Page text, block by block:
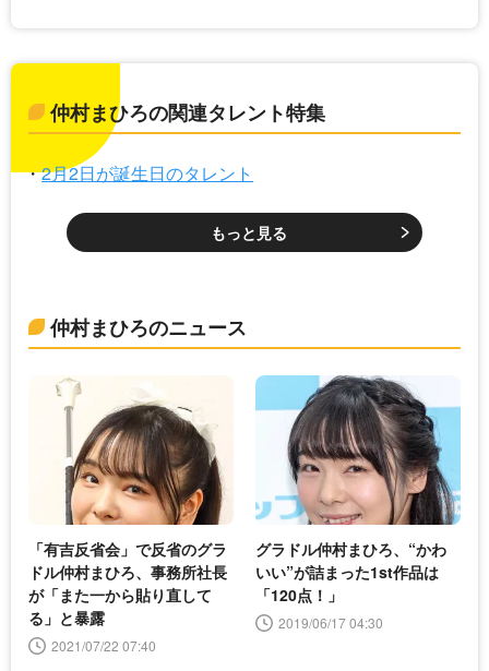
仲村まひろの関連タレント特集
2月2日が誕生日のタレント
もっと見る
仲村まひろのニュース
「有吉反省会」で反省のグラ
ドル仲村まひろ、事務所社長
が「また一から貼り直して
る」と暴露
2021/07/22 07:40
グラドル仲村まひろ、“かわ
いい”が詰まった1st作品は
「120点！」
2019/06/17 04:30